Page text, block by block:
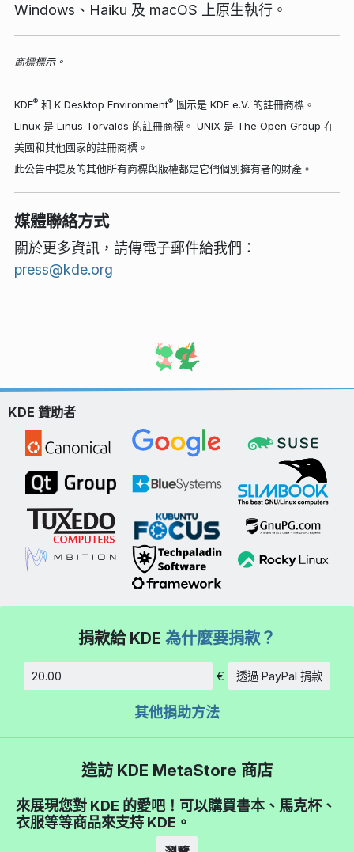
Windows、Haiku 及 macOS 上原生執行。
商標標示。
KDE® 和 K Desktop Environment® 圖示是 KDE e.V. 的註冊商標。
Linux 是 Linus Torvalds 的註冊商標。 UNIX 是 The Open Group 在
美國和其他國家的註冊商標。
此公告中提及的其他所有商標與版權都是它們個別擁有者的財產。
媒體聯絡方式
關於更多資訊，請傳電子郵件給我們：
press@kde.org
KDE 贊助者
捐款給 KDE 為什麼要捐款？
€ 透過 PayPal 捐款
其他捐助方法
造訪 KDE MetaStore 商店
來展現您對 KDE 的愛吧！可以購買書本、馬克杯、
衣服等等商品來支持 KDE。